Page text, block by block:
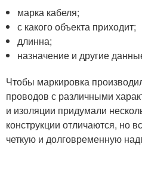
марка кабеля;
с какого объекта приходит;
длинна;
назначение и другие
Чтобы маркировка
проводов с различными
и изоляции придумали
конструкции отличаются, но
четкую и долговременную